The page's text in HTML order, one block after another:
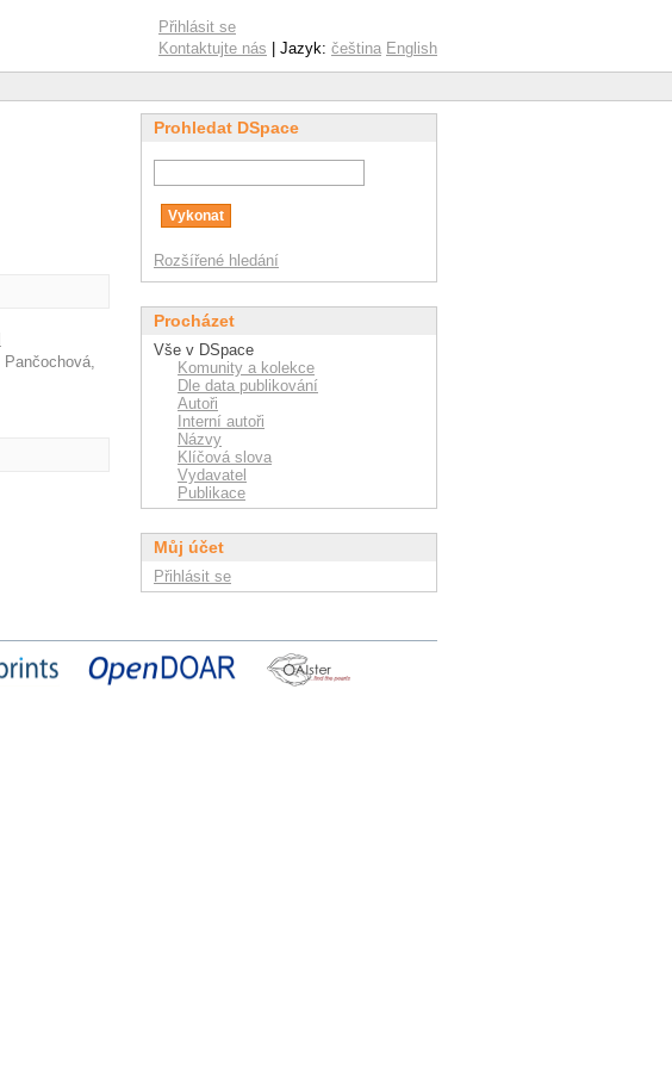
Přihlásit se
Kontaktujte nás | Jazyk: čeština English
Pančochová,
Prohledat DSpace
Rozšířené hledání
Procházet
Vše v DSpace
Komunity a kolekce
Dle data publikování
Autoři
Interní autoři
Názvy
Klíčová slova
Vydavatel
Publikace
Můj účet
Přihlásit se